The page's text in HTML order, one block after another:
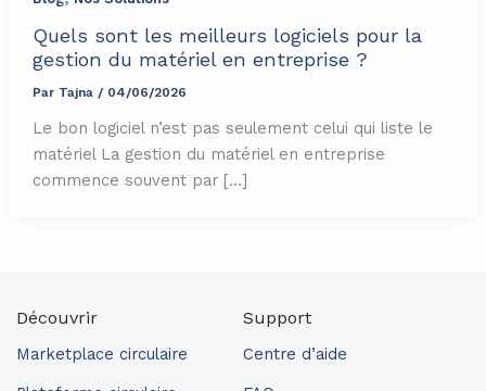
Quels sont les meilleurs logiciels pour la
gestion du matériel en entreprise ?
Par Tajna / 04/06/2026
Le bon logiciel n’est pas seulement celui qui liste le
matériel La gestion du matériel en entreprise
commence souvent par […]
Découvrir
Marketplace circulaire
Support
Centre d’aide